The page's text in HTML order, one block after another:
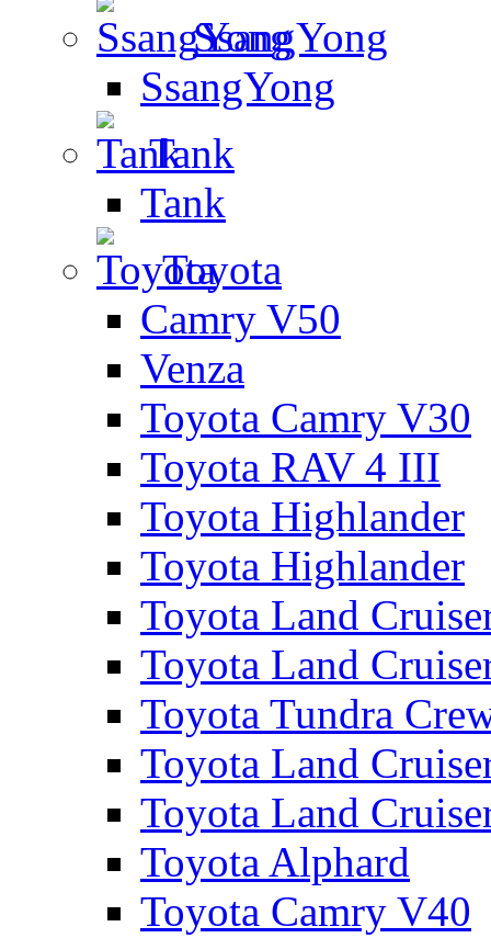
SsangYong
SsangYong
Tank
Tank
Toyota
Camry V50
Venza
Toyota Camry V30
Toyota RAV 4 III
Toyota Highlander
Toyota Highlander
Toyota Land
Toyota Land
Toyota Tundra
Toyota Land
Toyota Land
Toyota Alphard
Toyota Camry V40